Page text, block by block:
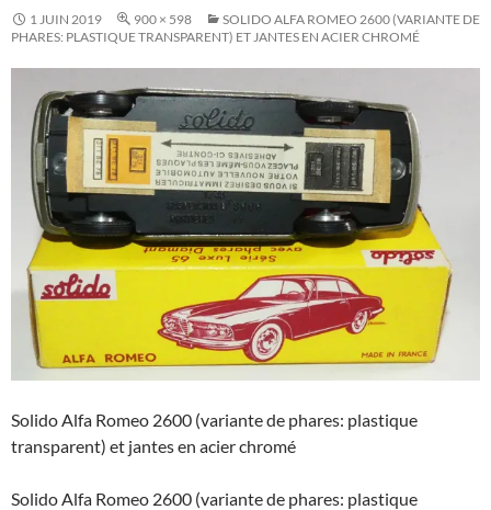
1 JUIN 2019 900 × 598
SOLIDO ALFA ROMEO 2600 (VARIANTE DE
PHARES: PLASTIQUE TRANSPARENT) ET JANTES EN ACIER CHROMÉ
Solido Alfa Romeo 2600 (variante de phares: plastique
transparent) et jantes en acier chromé
Solido Alfa Romeo 2600 (variante de phares: plastique